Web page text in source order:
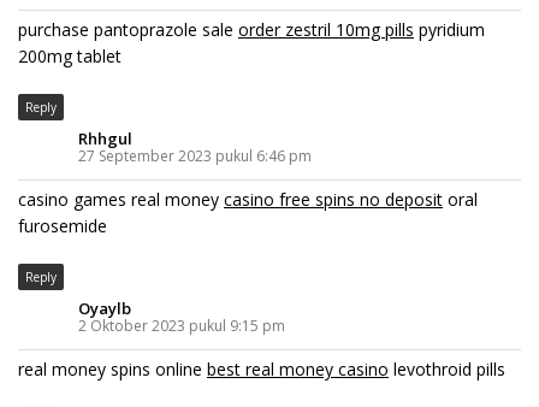
purchase pantoprazole sale order zestril 10mg pills pyridium
200mg tablet
Reply
Rhhgul
27 September 2023 pukul 6:46 pm
casino games real money casino free spins no deposit oral
furosemide
Reply
Oyaylb
2 Oktober 2023 pukul 9:15 pm
real money spins online best real money casino levothroid pills